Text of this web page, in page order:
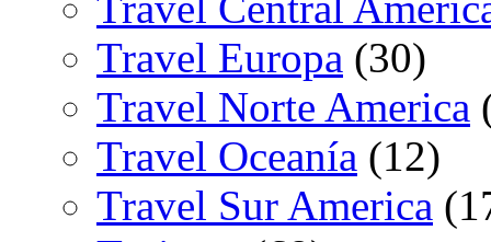
Travel Europa (30)
Travel Norte America
Travel Oceanía (12)
Travel Sur America